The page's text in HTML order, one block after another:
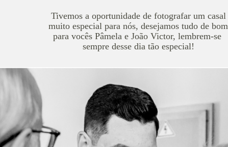
Tivemos a oportunidade de fotografar um casal
muito especial para nós, desejamos tudo de bom
para vocês Pâmela e João Victor, lembrem-se
sempre desse dia tão especial!